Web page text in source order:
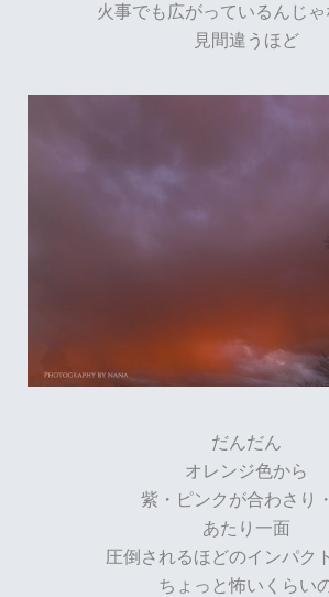
火事でも広がっているんじゃ
見間違うほど
だんだん
オレンジ色から
紫・ピンクが合わさり
あたり一面
圧倒されるほどのインパク
ちょっと怖いくらい